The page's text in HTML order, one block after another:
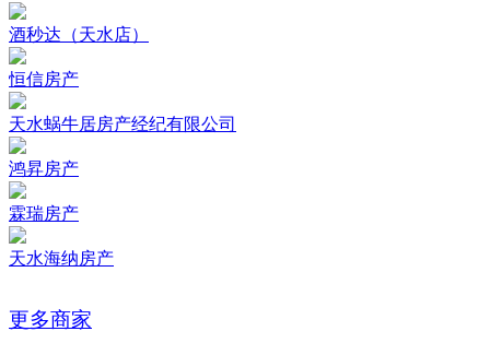
酒秒达（天水店）
恒信房产
天水蜗牛居房产经纪有限公司
鸿昇房产
霖瑞房产
天水海纳房产
更多商家